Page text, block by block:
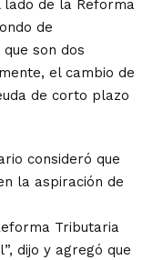
de la Reforma
de
son dos
el cambio de
de corto plazo
consideró que
la aspiración de
Tributaria
dijo y agregó que